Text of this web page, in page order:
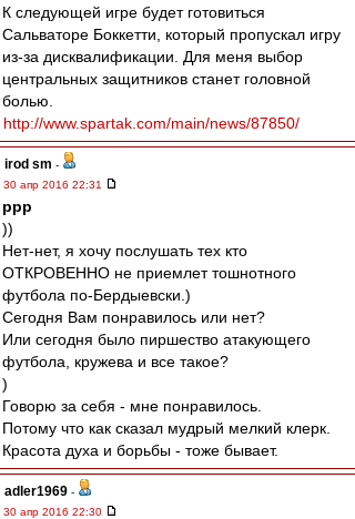
К следующей игре будет готовиться
Сальваторе Боккетти, который пропускал игру
из-за дисквалификации. Для меня выбор
центральных защитников станет головной
болью.
http://www.spartak.com/main/news/87850/
irod sm -
30 апр 2016 22:31
ppp
))
Нет-нет, я хочу послушать тех кто
ОТКРОВЕННО не приемлет тошнотного
футбола по-Бердыевски.)
Сегодня Вам понравилось или нет?
Или сегодня было пиршество атакующего
футбола, кружева и все такое?
)
Говорю за себя - мне понравилось.
Потому что как сказал мудрый мелкий клерк.
Красота духа и борьбы - тоже бывает.
adler1969 -
30 апр 2016 22:30